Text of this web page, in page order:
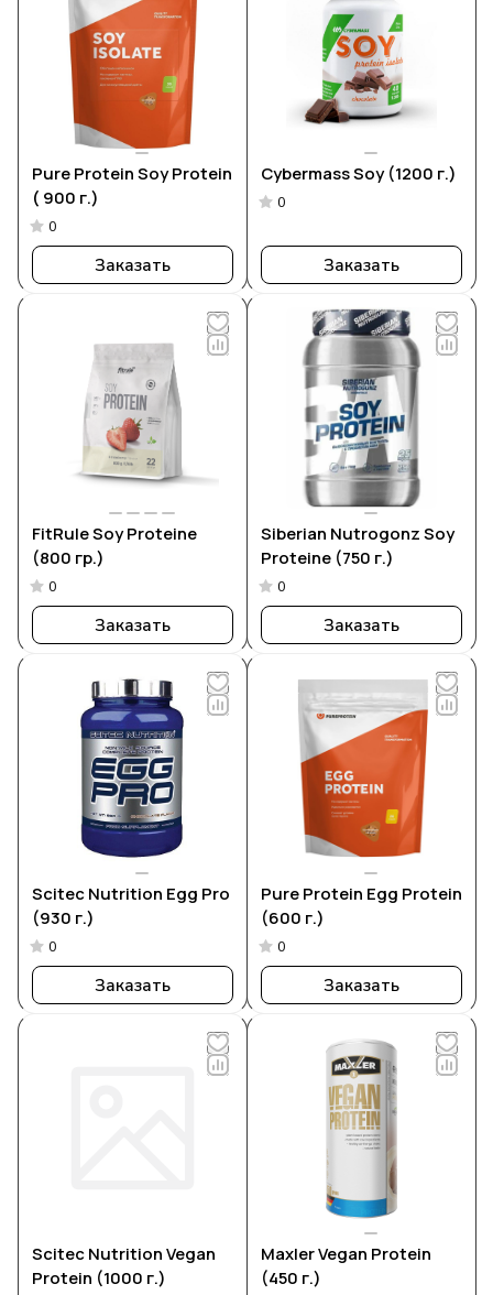
Pure Protein Soy Protein
( 900 г.)
0
Заказать
Cybermass Soy (1200 г.)
0
Заказать
FitRule Soy Proteine
(800 гр.)
0
Заказать
Siberian Nutrogonz Soy
Proteine (750 г.)
0
Заказать
Scitec Nutrition Egg Pro
(930 г.)
0
Заказать
Pure Protein Egg Protein
(600 г.)
0
Заказать
Scitec Nutrition Vegan
Protein (1000 г.)
Maxler Vegan Protein
(450 г.)